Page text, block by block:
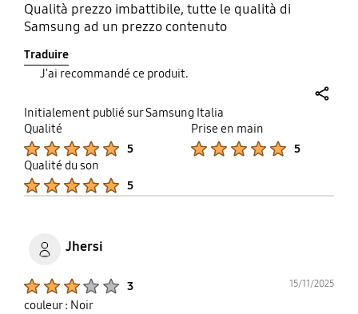
Qualità prezzo imbattibile, tutte le qualità di
Samsung ad un prezzo contenuto
Traduire
J'ai recommandé ce produit.
Initialement publié sur Samsung Italia
Qualité
5
Prise en main
5
Qualité du son
5
Jhersi
3 15/11/2025
couleur : Noir